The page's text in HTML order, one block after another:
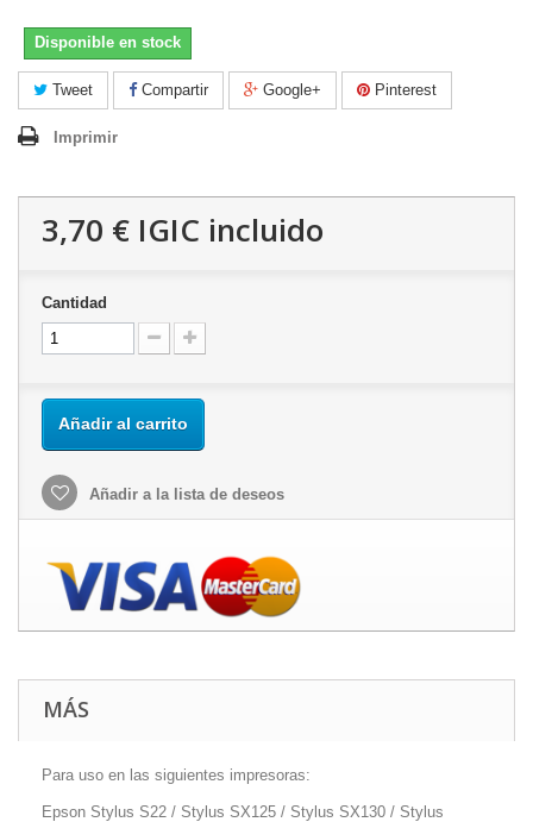
Disponible en stock
Tweet Compartir Google+ Pinterest
Imprimir
3,70 € IGIC incluido
Cantidad
Añadir al carrito
Añadir a la lista de deseos
MÁS
Para uso en las siguientes impresoras:
Epson Stylus S22 / Stylus SX125 / Stylus SX130 / Stylus